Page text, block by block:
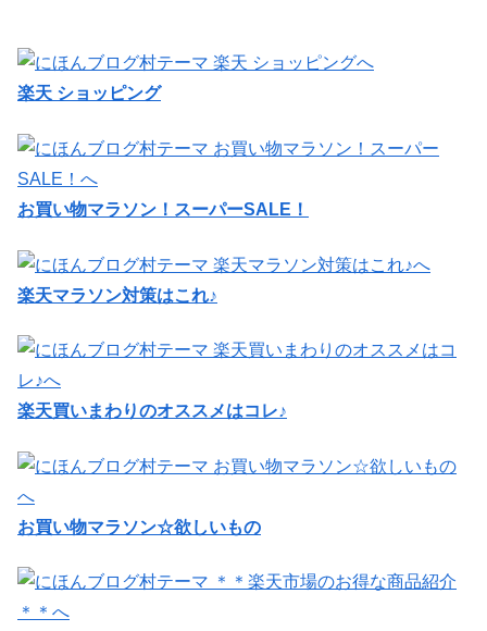
楽天 ショッピング
お買い物マラソン！スーパーSALE！
楽天マラソン対策はこれ♪
楽天買いまわりのオススメはコレ♪
お買い物マラソン☆欲しいもの